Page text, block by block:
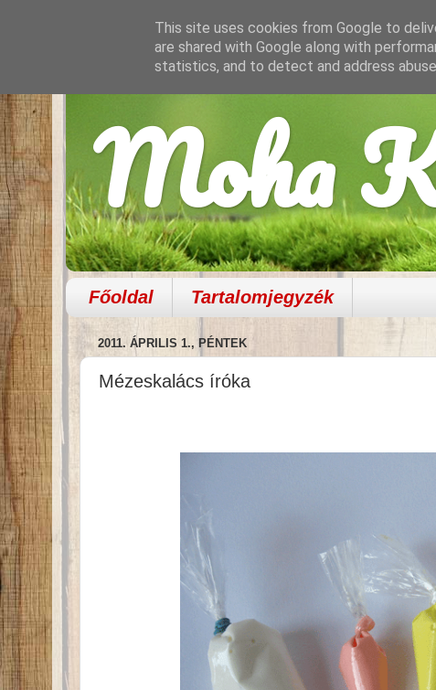
Moha
Főoldal Tartalomjegyzék
2011. ÁPRILIS 1., PÉNTEK
Mézeskalács íróka
This site uses cookies from Google to
are shared with Google along with
statistics, and to detect and address